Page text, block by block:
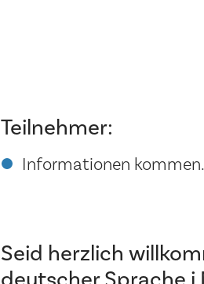
Teilnehmer:
Informationen
Seid herzlich